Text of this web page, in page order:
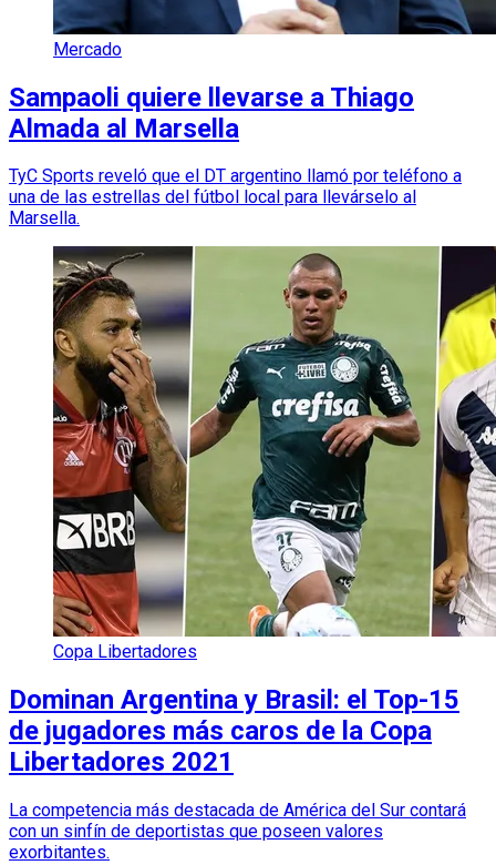
Mercado
Sampaoli quiere llevarse a Thiago
Almada al Marsella
TyC Sports reveló que el DT argentino llamó por teléfono a
una de las estrellas del fútbol local para llevárselo al
Marsella.
Copa Libertadores
Dominan Argentina y Brasil: el Top-15
de jugadores más caros de la Copa
Libertadores 2021
La competencia más destacada de América del Sur contará
con un sinfín de deportistas que poseen valores
exorbitantes.